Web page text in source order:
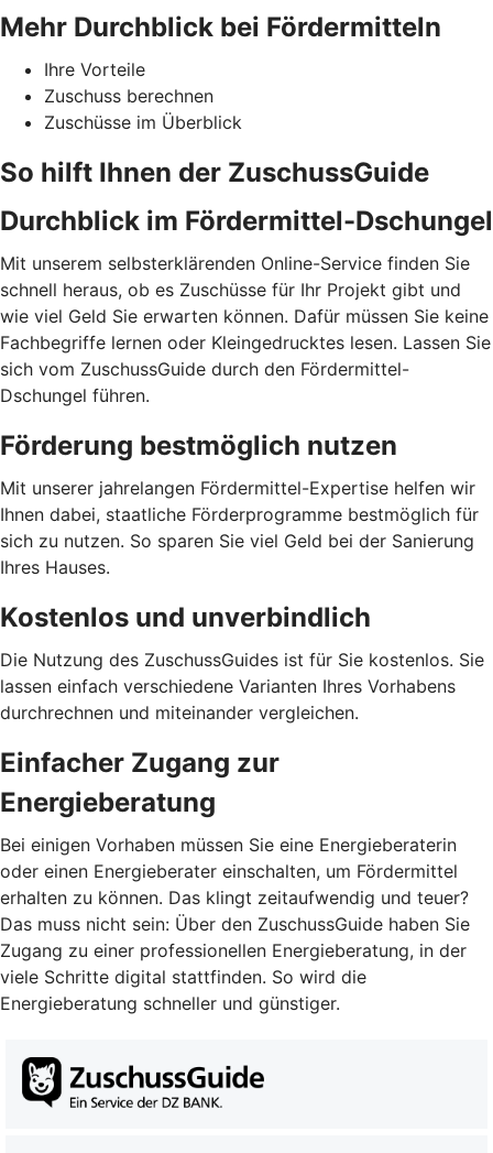
Mehr Durchblick bei Fördermitteln
Ihre Vorteile
Zuschuss berechnen
Zuschüsse im Überblick
So hilft Ihnen der ZuschussGuide
Durchblick im Fördermittel-Dschungel
Mit unserem selbsterklärenden Online-Service finden Sie
schnell heraus, ob es Zuschüsse für Ihr Projekt gibt und
wie viel Geld Sie erwarten können. Dafür müssen Sie keine
Fachbegriffe lernen oder Kleingedrucktes lesen. Lassen Sie
sich vom ZuschussGuide durch den Fördermittel-
Dschungel führen.
Förderung bestmöglich nutzen
Mit unserer jahrelangen Fördermittel-Expertise helfen wir
Ihnen dabei, staatliche Förderprogramme bestmöglich für
sich zu nutzen. So sparen Sie viel Geld bei der Sanierung
Ihres Hauses.
Kostenlos und unverbindlich
Die Nutzung des ZuschussGuides ist für Sie kostenlos. Sie
lassen einfach verschiedene Varianten Ihres Vorhabens
durchrechnen und miteinander vergleichen.
Einfacher Zugang zur
Energieberatung
Bei einigen Vorhaben müssen Sie eine Energieberaterin
oder einen Energieberater einschalten, um Fördermittel
erhalten zu können. Das klingt zeitaufwendig und teuer?
Das muss nicht sein: Über den ZuschussGuide haben Sie
Zugang zu einer professionellen Energieberatung, in der
viele Schritte digital stattfinden. So wird die
Energieberatung schneller und günstiger.